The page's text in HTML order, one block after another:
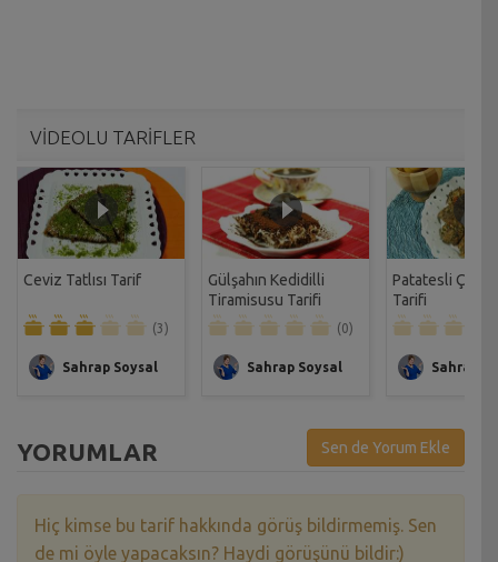
VİDEOLU TARİFLER
Ceviz Tatlısı Tarif
(3)
Sahrap Soysal
Gülşahın Kedidilli
Tiramisusu Tarifi
(0)
Sahrap Soysal
Patatesli Çıtır
Tarifi
Sahrap
YORUMLAR Sen de Yorum Ekle
Hiç kimse bu tarif hakkında görüş bildirmemiş. Sen
de mi öyle yapacaksın? Haydi görüşünü bildir:)